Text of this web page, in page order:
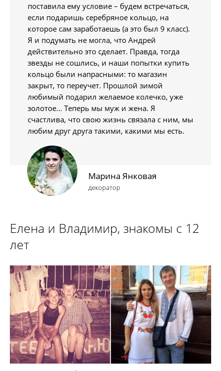
поставила ему условие – будем встречаться,
если подаришь серебряное кольцо, на
которое сам заработаешь (а это был 9 класс).
Я и подумать не могла, что Андрей
действительно это сделает. Правда, тогда
звезды не сошлись, и наши попытки купить
кольцо были напрасными: то магазин
закрыт, то переучет. Прошлой зимой
любимый подарил желаемое колечко, уже
золотое... Теперь мы муж и жена. Я
счастлива, что свою жизнь связала с ним, мы
любим друг друга такими, какими мы есть.
Марина Янковая
декоратор
Елена и Владимир, знакомы с 12
лет